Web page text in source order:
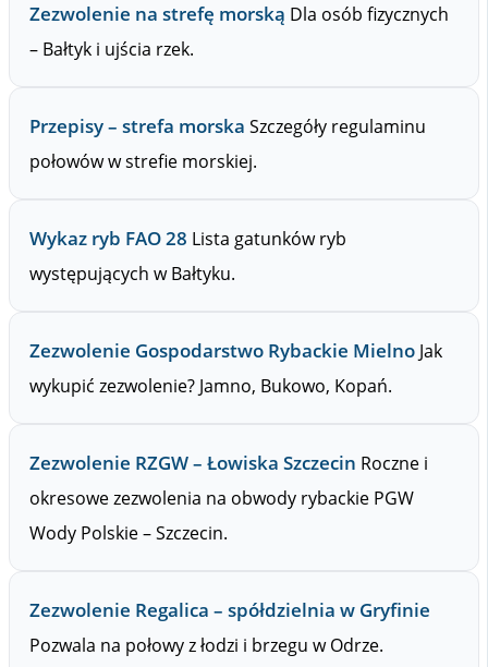
Zezwolenie na strefę morską Dla osób fizycznych
– Bałtyk i ujścia rzek.
Przepisy – strefa morska Szczegóły regulaminu
połowów w strefie morskiej.
Wykaz ryb FAO 28 Lista gatunków ryb
występujących w Bałtyku.
Zezwolenie Gospodarstwo Rybackie Mielno Jak
wykupić zezwolenie? Jamno, Bukowo, Kopań.
Zezwolenie RZGW – Łowiska Szczecin Roczne i
okresowe zezwolenia na obwody rybackie PGW
Wody Polskie – Szczecin.
Zezwolenie Regalica – spółdzielnia w Gryfinie
Pozwala na połowy z łodzi i brzegu w Odrze.